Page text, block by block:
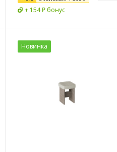
+ 154 ₽ бонус
Новинка